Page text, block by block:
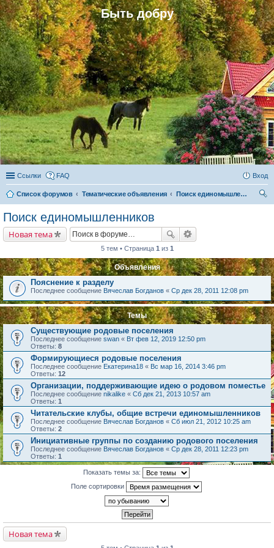
Быть добру
Ссылки FAQ Вход
Список форумов Тематические объявления
Поиск единомышленников
Поиск единомышленников
Новая тема
5 тем • Страница 1 из 1
Объявления
Пояснение к разделу
Последнее сообщение Вячеслав Богданов « Ср дек 28, 2011 12:08 pm
Темы
Существующие родовые поселения
Последнее сообщение swan « Вт фев 12, 2019 12:50 pm
Ответы: 8
Формирующиеся родовые поселения
Последнее сообщение Екатерина18 « Вс мар 16, 2014 3:46 pm
Ответы: 12
Организации, поддерживающие идею о родовом поместье
Последнее сообщение nikalike « Сб дек 21, 2013 10:57 am
Ответы: 1
Читательские клубы, общие встречи единомышленников
Последнее сообщение Вячеслав Богданов « Сб июл 21, 2012 10:25 am
Ответы: 2
Инициативные группы по созданию родового поселения
Последнее сообщение Вячеслав Богданов « Ср дек 28, 2011 12:23 pm
Ответы: 1
Показать темы за:
Поле сортировки
Новая тема